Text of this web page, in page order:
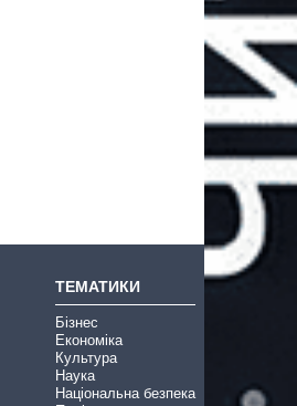
ТЕМАТИКИ
Бізнес
Економіка
Культура
Наука
Національна безпека